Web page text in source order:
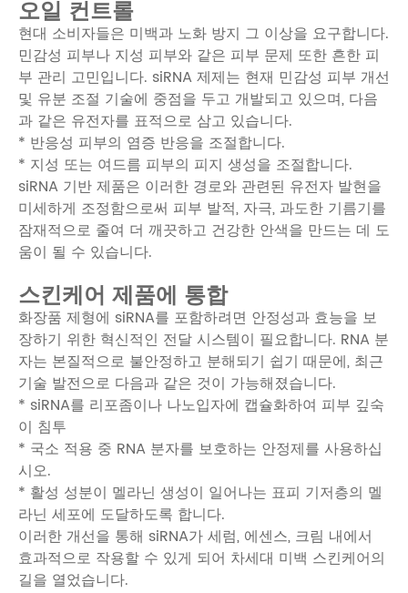
오일 컨트롤
현대 소비자들은 미백과 노화 방지 그 이상을 요구합니다.
민감성 피부나 지성 피부와 같은 피부 문제 또한 흔한 피
부 관리 고민입니다. siRNA 제제는 현재 민감성 피부 개선
및 유분 조절 기술에 중점을 두고 개발되고 있으며, 다음
과 같은 유전자를 표적으로 삼고 있습니다.
* 반응성 피부의 염증 반응을 조절합니다.
* 지성 또는 여드름 피부의 피지 생성을 조절합니다.
siRNA 기반 제품은 이러한 경로와 관련된 유전자 발현을
미세하게 조정함으로써 피부 발적, 자극, 과도한 기름기를
잠재적으로 줄여 더 깨끗하고 건강한 안색을 만드는 데 도
움이 될 수 있습니다.
스킨케어 제품에 통합
화장품 제형에 siRNA를 포함하려면 안정성과 효능을 보
장하기 위한 혁신적인 전달 시스템이 필요합니다. RNA 분
자는 본질적으로 불안정하고 분해되기 쉽기 때문에, 최근
기술 발전으로 다음과 같은 것이 가능해졌습니다.
* siRNA를 리포좀이나 나노입자에 캡슐화하여 피부 깊숙
이 침투
* 국소 적용 중 RNA 분자를 보호하는 안정제를 사용하십
시오.
* 활성 성분이 멜라닌 생성이 일어나는 표피 기저층의 멜
라닌 세포에 도달하도록 합니다.
이러한 개선을 통해 siRNA가 세럼, 에센스, 크림 내에서
효과적으로 작용할 수 있게 되어 차세대 미백 스킨케어의
길을 열었습니다.